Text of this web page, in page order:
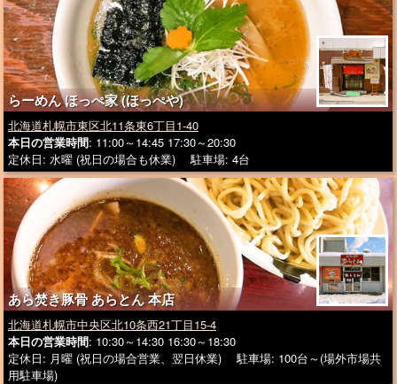
らーめん ほっぺ家 (ほっぺや)
北海道札幌市東区北11条東6丁目1-40
本日の営業時間: 11:00～14:45 17:30～20:30
定休日: 水曜 (祝日の場合も休業) 駐車場: 4台
あら焚き豚骨 あらとん 本店
北海道札幌市中央区北10条西21丁目15-4
本日の営業時間: 10:30～14:30 16:30～18:30
定休日: 月曜 (祝日の場合営業、翌日休業) 駐車場: 100台～(場外市場共
用駐車場)